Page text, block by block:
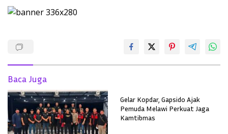
Baca Juga
Gelar Kopdar, Gapsido Ajak
Pemuda Melawi Perkuat Jaga
Kamtibmas